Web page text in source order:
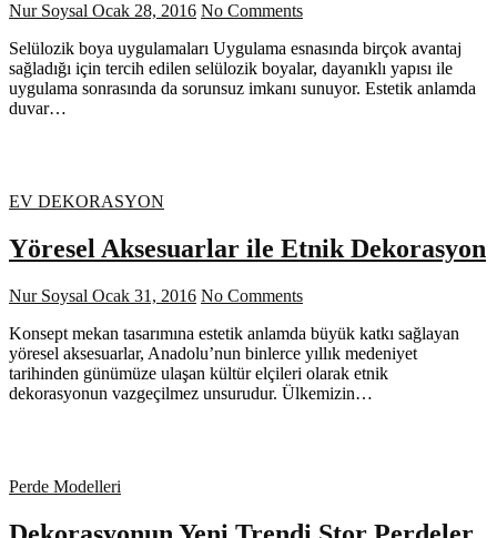
Nur Soysal Ocak 28, 2016 No Comments
Selülozik boya uygulamaları Uygulama esnasında birçok avantaj
sağladığı için tercih edilen selülozik boyalar, dayanıklı yapısı ile
uygulama sonrasında da sorunsuz imkanı sunuyor. Estetik anlamda
duvar…
EV DEKORASYON
Yöresel Aksesuarlar ile Etnik Dekorasyon
Nur Soysal Ocak 31, 2016 No Comments
Konsept mekan tasarımına estetik anlamda büyük katkı sağlayan
yöresel aksesuarlar, Anadolu’nun binlerce yıllık medeniyet
tarihinden günümüze ulaşan kültür elçileri olarak etnik
dekorasyonun vazgeçilmez unsurudur. Ülkemizin…
Perde Modelleri